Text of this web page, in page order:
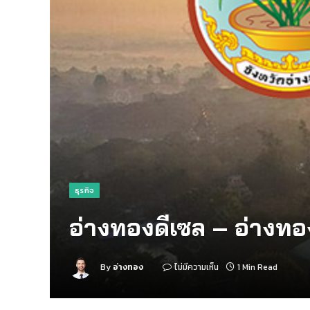
ธุรกิจ
อ่างทองดีเซล – อ่างท
By อ่างทอง ไม่มีความเห็น 1 Min Read